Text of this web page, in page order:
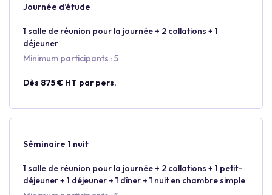
Journée d’étude
1 salle de réunion pour la journée + 2 collations + 1
déjeuner
Minimum participants : 5
Dès 875 € HT par pers.
Séminaire 1 nuit
1 salle de réunion pour la journée + 2 collations + 1 petit-
déjeuner + 1 déjeuner + 1 dîner + 1 nuit en chambre simple